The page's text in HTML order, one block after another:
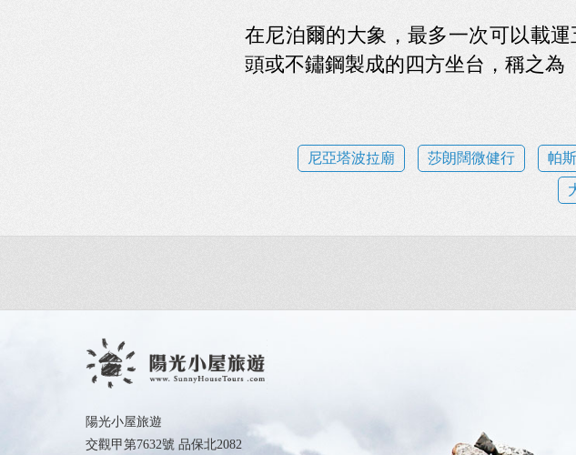
在尼泊爾的大象，最多一次可以載
頭或不鏽鋼製成的四方坐台，稱之為
尼亞塔波拉廟 莎朗闊微健行 帕
陽光小屋旅遊
交觀甲第7632號 品保北2082